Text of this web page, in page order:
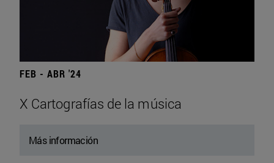
FEB - ABR '24
X Cartografías de la música
Más información